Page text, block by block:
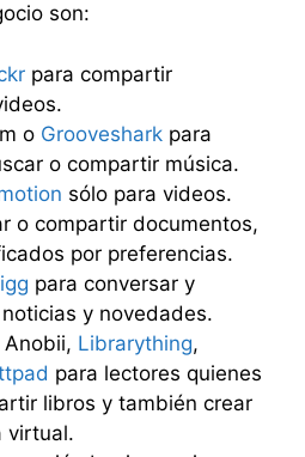
son:
para compartir
o Grooveshark para
o compartir música.
sólo para videos.
o compartir documentos,
por preferencias.
para conversar y
y novedades.
Librarything,
para lectores quienes
libros y también crear
virtual.